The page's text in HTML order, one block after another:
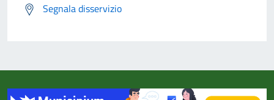
Segnala disservizio